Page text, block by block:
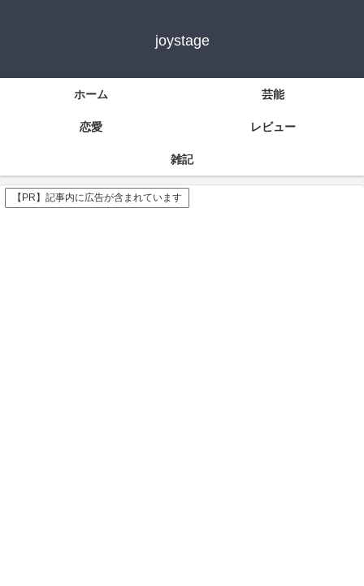
joystage
ホーム 芸能
恋愛 レビュー
雑記
【PR】記事内に広告が含まれています